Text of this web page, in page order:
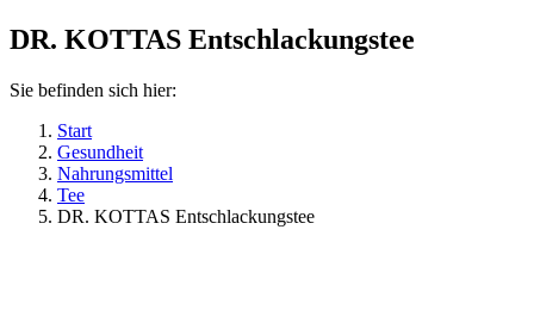
DR. KOTTAS Entschlackungstee
Sie befinden sich hier:
Start
Gesundheit
Nahrungsmittel
Tee
DR. KOTTAS Entschlackungstee